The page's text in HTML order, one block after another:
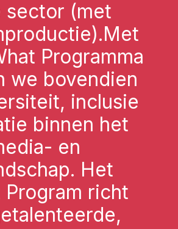
sector (met
Programma
we bovendien
inclusie
binnen het
en
Het
Program richt